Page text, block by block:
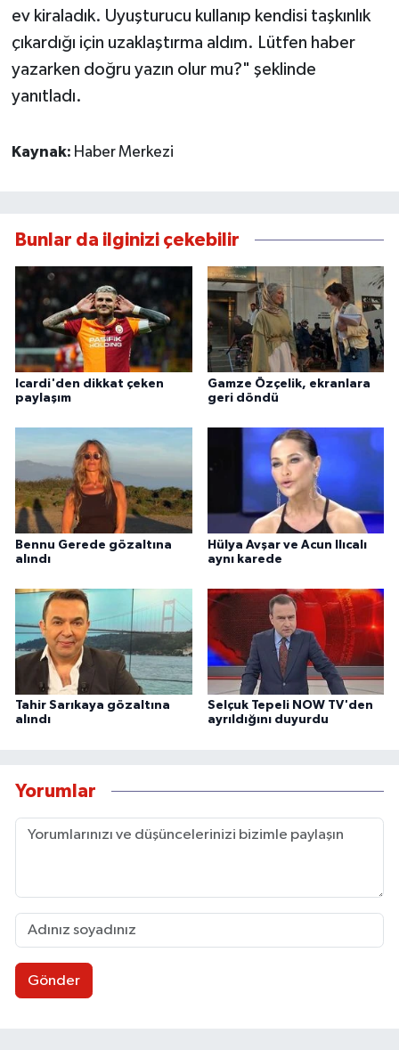
ev kiraladık. Uyuşturucu kullanıp kendisi taşkınlık
çıkardığı için uzaklaştırma aldım. Lütfen haber
yazarken doğru yazın olur mu?" şeklinde
yanıtladı.
Kaynak: Haber Merkezi
Bunlar da ilginizi çekebilir
Icardi'den dikkat çeken
paylaşım
Gamze Özçelik, ekranlara
geri döndü
Bennu Gerede gözaltına
alındı
Hülya Avşar ve Acun Ilıcalı
aynı karede
Tahir Sarıkaya gözaltına
alındı
Selçuk Tepeli NOW TV'den
ayrıldığını duyurdu
Yorumlar
Gönder